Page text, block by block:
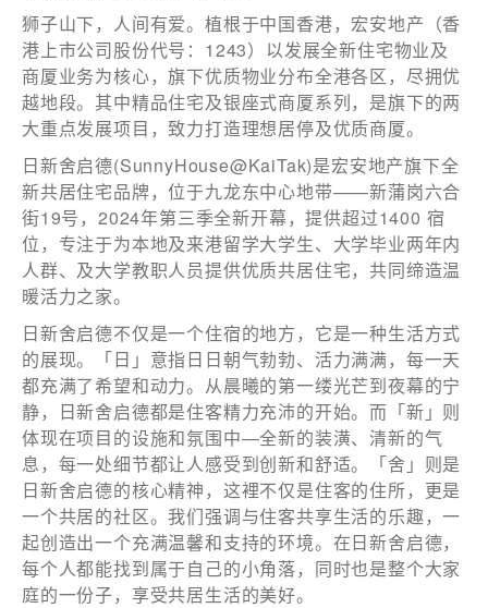
訂閱電子報
*為必填項目
稱謂
先生
小姐
女士
姓*
名*
狮子山下，人间有爱。植根于中国香港，宏安地产（香
港上市公司股份代号：1243）以发展全新住宅物业及
商厦业务为核心，旗下优质物业分布全港各区，尽拥优
越地段。其中精品住宅及银座式商厦系列，是旗下的两
大重点发展项目，致力打造理想居停及优质商厦。
日新舍启德(SunnyHouse@KaiTak)是宏安地产旗下全
新共居住宅品牌，位于九龙东中心地带——新蒲岗六合
街19号，2024年第三季全新开幕，提供超过1400 宿
位，专注于为本地及来港留学大学生、大学毕业两年内
人群、及大学教职人员提供优质共居住宅，共同缔造温
暖活力之家。
日新舍启德不仅是一个住宿的地方，它是一种生活方式
的展现。「日」意指日日朝气勃勃、活力满满，每一天
都充满了希望和动力。从晨曦的第一缕光芒到夜幕的宁
静，日新舍启德都是住客精力充沛的开始。而「新」则
体现在项目的设施和氛围中—全新的装潢、清新的气
息，每一处细节都让人感受到创新和舒适。「舍」则是
日新舍启德的核心精神，这裡不仅是住客的住所，更是
一个共居的社区。我们强调与住客共享生活的乐趣，一
起创造出一个充满温馨和支持的环境。在日新舍启德，
每个人都能找到属于自己的小角落，同时也是整个大家
庭的一份子，享受共居生活的美好。